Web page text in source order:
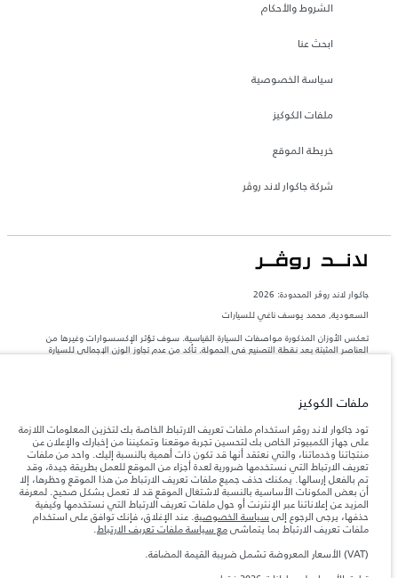
الشروط والأحكام
ابحث عنا
سياسة الخصوصية
ملفات الكوكيز
خريطة الموقع
شركة جاكوار لاند روڤر
جاكوار لاند روڨر المحدودة: 2026
السعودية, محمد يوسف ناغي للسيارات
تعكس الأوزان المذكورة مواصفات السيارة القياسية. سوف تؤثر الإكسسوارات وغيرها من
العناصر المثبتة بعد نقطة التصنيع في الحمولة. تأكد من عدم تجاوز الوزن الإجمالي للسيارة
المعلومات والمواصفات والأسعار والألوان المذكورة على هذا الموقع قد تختلف من بلد إلى
آخر، كما أنّها قد تتغير بدون إشعار مسبق. الرجاء التواصل مع وكيلنا المحلي للتأكد من توفّرها
والتحقق من الأسعار.
ملاحظة مهمة حول الصور والمواصفات.إن النقص العالمي في أشباه الموصلات يؤثر حاليًا
في مواصفات تصميم السيارات وتوفر الخيارات وتوقيتات التصاميم. هذا ظرف ديناميكي
للغاية، ونتيجة لذلك، قد لا تمثّل الصور المستخدَمة ضمن موقع الويب حاليًا المواصفات الحالية
بالكامل بالنسبة إلى الميزات والخيارات والحلية ومجموعات الألوان. يرجى استشارة وكيلك الذي
سيتمكّن من تأكيد أي تقييدات حالية معك للسماح لك باتخاذ قرار مدروس
الأرقام المقدمة هي نتيجة لاختبارات المصنع الرسمية وفقاً لتشريعات الاتحاد الأوروبي. قد
يتباين استهلك الوقود الفعلي للمركبة عن ذلك المتحقق في تلك الاختبارات كما أن هذه
الأرقام بغرض المقارنة فحسب.
ملفات الكوكيز
تود جاكوار لاند روڤر استخدام ملفات تعريف الارتباط الخاصة بك لتخزين المعلومات اللازمة
على جهاز الكمبيوتر الخاص بك لتحسين تجربة موقعنا وتمكيننا من إخبارك والإعلان عن
منتجاتنا وخدماتنا، والتي نعتقد أنها قد تكون ذات أهمية بالنسبة إليك. واحد من ملفات
تعريف الارتباط التي نستخدمها ضرورية لعدة أجزاء من الموقع للعمل بطريقة جيدة، وقد
تم بالفعل إرسالها. يمكنك حذف جميع ملفات تعريف الارتباط من هذا الموقع وحظرها، إلا
أن بعض المكونات الأساسية بالنسبة لاشتغال الموقع قد لا تعمل بشكل صحيح. لمعرفة
المزيد عن إعلاناتنا عبر الإنترنت أو حول ملفات تعريف الارتباط التي نستخدمها وكيفية
حذفها، يرجى الرجوع إلى سياسة الخصوصية. عند الإغلاق، فإنك توافق على استخدام
ملفات تعريف الارتباط بما يتماشىمع سياسة ملفات تعريف الارتباط.
(VAT) الأسعار المعروضة تشمل ضريبة القيمة المضافة.